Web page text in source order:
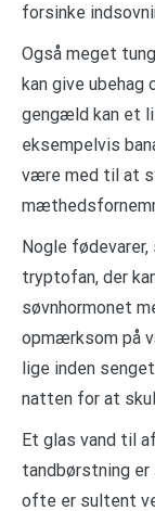
forsinke
Også meget
kan give
gengæld kan et
eksempelvis
være med til at
Nogle
tryptofan, der
søvnhormonet
opmærksom på
lige inden
natten for at
Et glas vand til
tandbørstning
ofte er sultent